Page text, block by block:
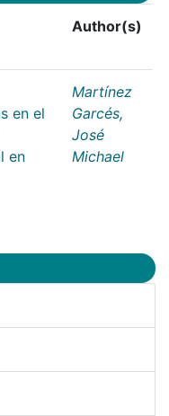
Author(s)
en el
en
Martínez
Garcés,
José
Michael